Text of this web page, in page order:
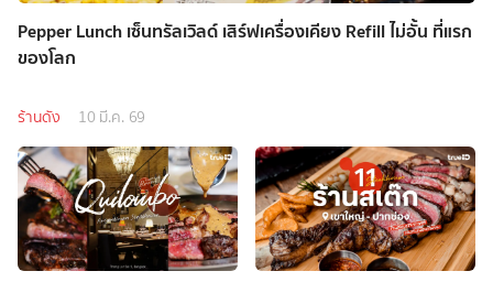
Pepper Lunch เซ็นทรัลเวิลด์ เสิร์ฟเครื่องเคียง Refill ไม่อั้น ที่แรก
ของโลก
ร้านดัง 10 มี.ค. 69